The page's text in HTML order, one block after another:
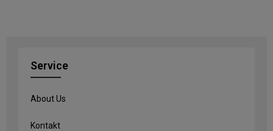
Service
About Us
Kontakt